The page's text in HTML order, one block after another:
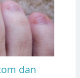
dan